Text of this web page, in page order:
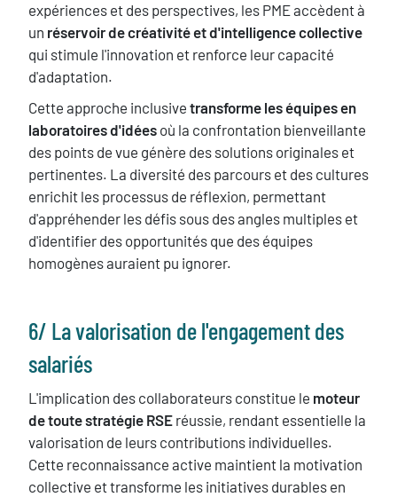
expériences et des perspectives, les PME accèdent à
un réservoir de créativité et d'intelligence collective
qui stimule l'innovation et renforce leur capacité
d'adaptation.
Cette approche inclusive transforme les équipes en
laboratoires d'idées où la confrontation bienveillante
des points de vue génère des solutions originales et
pertinentes. La diversité des parcours et des cultures
enrichit les processus de réflexion, permettant
d'appréhender les défis sous des angles multiples et
d'identifier des opportunités que des équipes
homogènes auraient pu ignorer.
​6/ La valorisation de l'engagement des
salariés
L'implication des collaborateurs constitue le moteur
de toute stratégie RSE réussie, rendant essentielle la
valorisation de leurs contributions individuelles.
Cette reconnaissance active maintient la motivation
collective et transforme les initiatives durables en